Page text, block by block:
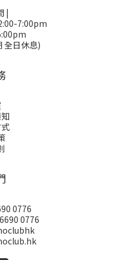
|
7:00pm
全日休息)
0776
0776